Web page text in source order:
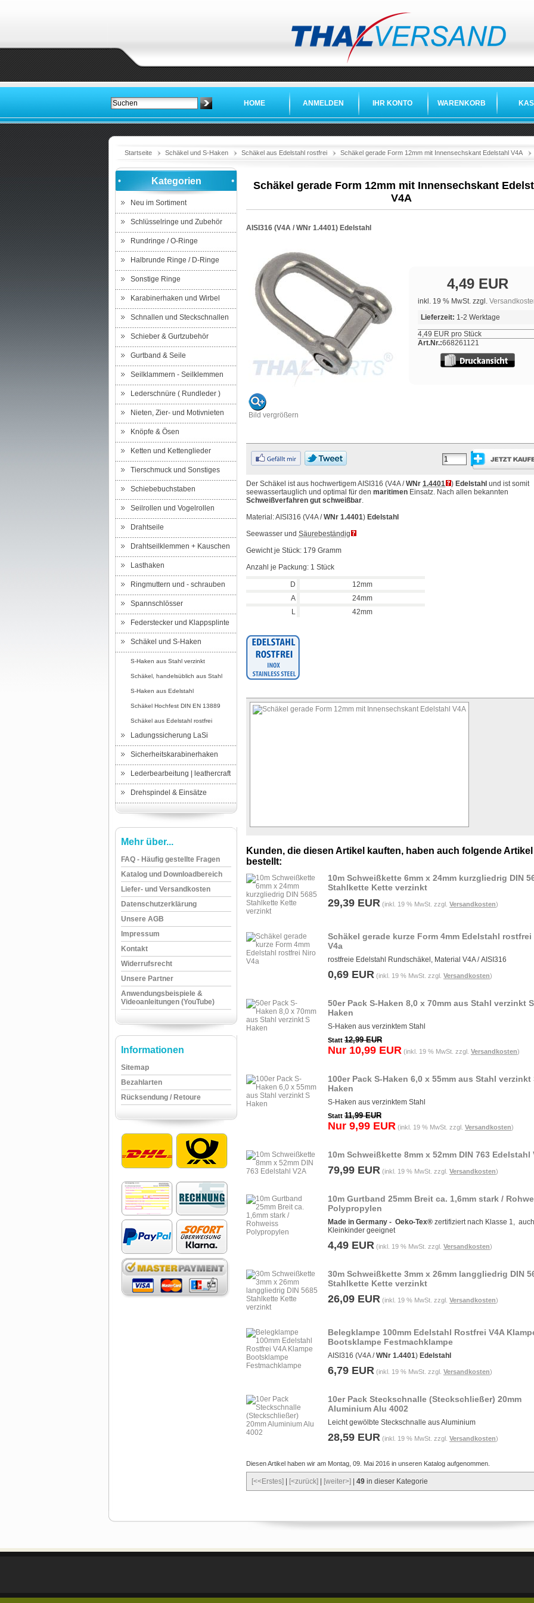
HOME ANMELDEN IHR KONTO WARENKORB
Startseite Schäkel und S-Haken Schäkel aus Edelstahl rostfrei Schäkel gerade Form 12mm mit Innensechskant Edelstahl V4A
Kategorien
Neu im Sortiment
Schlüsselringe und Zubehör
Rundringe / O-Ringe
Halbrunde Ringe / D-Ringe
Sonstige Ringe
Karabinerhaken und Wirbel
Schnallen und Steckschnallen
Schieber & Gurtzubehör
Gurtband & Seile
Seilklammern - Seilklemmen
Lederschnüre ( Rundleder )
Nieten, Zier- und Motivnieten
Knöpfe & Ösen
Ketten und Kettenglieder
Tierschmuck und Sonstiges
Schiebebuchstaben
Seilrollen und Vogelrollen
Drahtseile
Drahtseilklemmen + Kauschen
Lasthaken
Ringmuttern und - schrauben
Spannschlösser
Federstecker und Klappsplinte
Schäkel und S-Haken
S-Haken aus Stahl verzinkt
Schäkel, handelsüblich aus Stahl
S-Haken aus Edelstahl
Schäkel Hochfest DIN EN 13889
Schäkel aus Edelstahl rostfrei
Ladungssicherung LaSi
Sicherheitskarabinerhaken
Lederbearbeitung | leathercraft
Drehspindel & Einsätze
Mehr über...
FAQ - Häufig gestellte Fragen
Katalog und Downloadbereich
Liefer- und Versandkosten
Datenschutzerklärung
Unsere AGB
Impressum
Kontakt
Widerrufsrecht
Unsere Partner
Anwendungsbeispiele &
Videoanleitungen (YouTube)
Informationen
Sitemap
Bezahlarten
Rücksendung / Retoure
Schäkel gerade Form 12mm mit Innensechskant
V4A
AISI316 (V4A / WNr 1.4401) Edelstahl
Bild vergrößern
4,49 EUR
inkl. 19 % MwSt. zzgl.
Lieferzeit: 1-2 Werktage
4,49 EUR pro Stück
Art.Nr.:668261121
Der Schäkel ist aus hochwertigem AISI316 (V4A /WNr 1.4401 ) Edelstahl und ist somit
seewassertauglich und optimal für den maritimen Einsatz. Nach allen bekannten
Schweißverfahren gut schweißbar.
Material: AISI316 (V4A /WNr 1.4401) Edelstahl
Seewasser und Säurebeständig
Gewicht je Stück: 179 Gramm
Anzahl je Packung: 1 Stück
D
12mm
A
24mm
L
42mm
Kunden, die diesen Artikel kauften, haben auch folgende Artikel
bestellt:
10m Schweißkette 6mm x 24mm kurzgliedrig DIN
Stahlkette Kette verzinkt
29,39 EUR (inkl. 19 % MwSt. zzgl. Versandkosten)
Schäkel gerade kurze Form 4mm Edelstahl rostfrei
V4a
rostfreie Edelstahl Rundschäkel, Material V4A / AISI316
0,69 EUR (inkl. 19 % MwSt. zzgl. Versandkosten)
50er Pack S-Haken 8,0 x 70mm aus Stahl verzinkt S
Haken
S-Haken aus verzinktem Stahl
Statt 12,99 EUR
Nur 10,99 EUR (inkl. 19 % MwSt. zzgl. Versandkosten)
100er Pack S-Haken 6,0 x 55mm aus Stahl verzinkt
Haken
S-Haken aus verzinktem Stahl
Statt 11,99 EUR
Nur 9,99 EUR (inkl. 19 % MwSt. zzgl. Versandkosten)
10m Schweißkette 8mm x 52mm DIN 763 Edelstahl
79,99 EUR (inkl. 19 % MwSt. zzgl. Versandkosten)
10m Gurtband 25mm Breit ca. 1,6mm stark /
Polypropylen
Made in Germany - Oeko-Tex® zertifiziert nach Klasse 1,
Kleinkinder geeignet
4,49 EUR (inkl. 19 % MwSt. zzgl. Versandkosten)
30m Schweißkette 3mm x 26mm langgliedrig DIN
Stahlkette Kette verzinkt
26,09 EUR (inkl. 19 % MwSt. zzgl. Versandkosten)
Belegklampe 100mm Edelstahl Rostfrei V4A
Bootsklampe Festmachklampe
AISI316 (V4A /WNr 1.4401) Edelstahl
6,79 EUR (inkl. 19 % MwSt. zzgl. Versandkosten)
10er Pack Steckschnalle (Steckschließer) 20mm
Aluminium Alu 4002
Leicht gewölbte Steckschnalle aus Aluminium
28,59 EUR (inkl. 19 % MwSt. zzgl. Versandkosten)
Diesen Artikel haben wir am Montag, 09. Mai 2016 in unseren Katalog aufgenommen.
[<<Erstes] [<zurück] [weiter>] 49 in dieser Kategorie